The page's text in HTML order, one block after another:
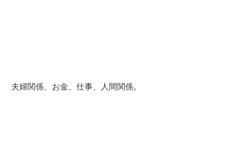
夫婦関係、お金、仕事、人間関係。